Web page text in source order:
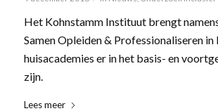
Het Kohnstamm Instituut brengt
Samen Opleiden & Professionaliseren
huisacademies er in het basis- en
zijn.
Lees meer